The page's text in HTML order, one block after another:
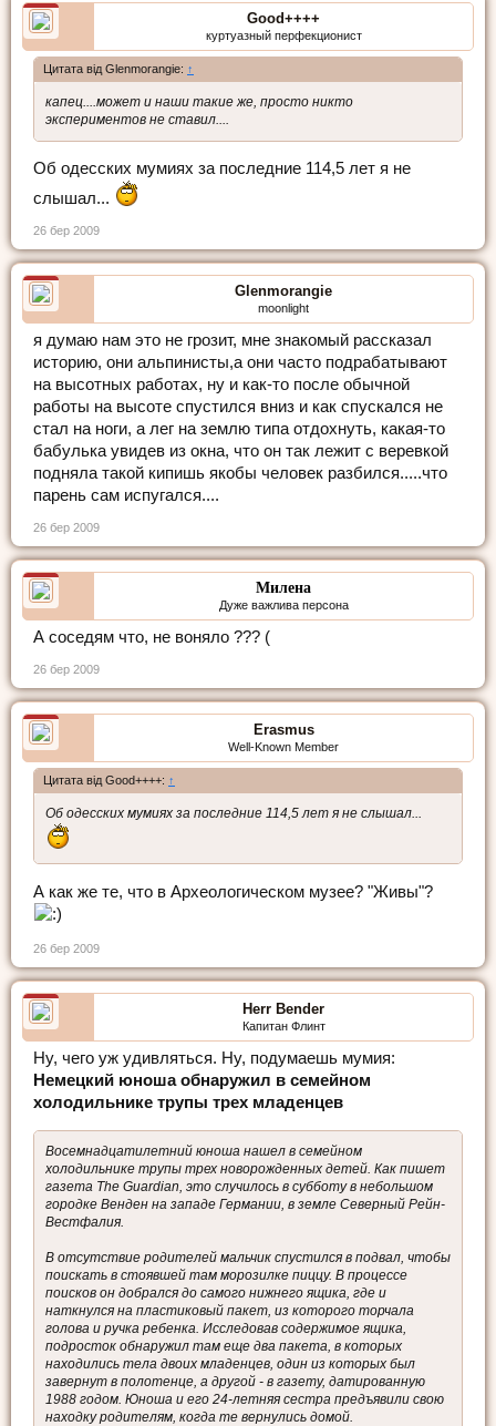
Good++++
куртуазный перфекционист
Цитата від Glenmorangie: ↑
капец....может и наши такие же, просто никто
экспериментов не ставил....
Об одесских мумиях за последние 114,5 лет я не
слышал...
26 бер 2009
Glenmorangie
moonlight
я думаю нам это не грозит, мне знакомый рассказал
историю, они альпинисты,а они часто подрабатывают
на высотных работах, ну и как-то после обычной
работы на высоте спустился вниз и как спускался не
стал на ноги, а лег на землю типа отдохнуть, какая-то
бабулька увидев из окна, что он так лежит с веревкой
подняла такой кипишь якобы человек разбился.....что
парень сам испугался....
26 бер 2009
Милена
Дуже важлива персона
А соседям что, не воняло ??? (
26 бер 2009
Erasmus
Well-Known Member
Цитата від Good++++: ↑
Об одесских мумиях за последние 114,5 лет я не слышал...
А как же те, что в Археологическом музее? "Живы"?
26 бер 2009
Herr Bender
Капитан Флинт
Ну, чего уж удивляться. Ну, подумаешь мумия:
Немецкий юноша обнаружил в семейном
холодильнике трупы трех младенцев
Восемнадцатилетний юноша нашел в семейном
холодильнике трупы трех новорожденных детей. Как пишет
газета The Guardian, это случилось в субботу в небольшом
городке Венден на западе Германии, в земле Северный Рейн-
Вестфалия.
В отсутствие родителей мальчик спустился в подвал, чтобы
поискать в стоявшей там морозилке пиццу. В процессе
поисков он добрался до самого нижнего ящика, где и
наткнулся на пластиковый пакет, из которого торчала
голова и ручка ребенка. Исследовав содержимое ящика,
подросток обнаружил там еще два пакета, в которых
находились тела двоих младенцев, один из которых был
завернут в полотенце, а другой - в газету, датированную
1988 годом. Юноша и его 24-летняя сестра предъявили свою
находку родителям, когда те вернулись домой.